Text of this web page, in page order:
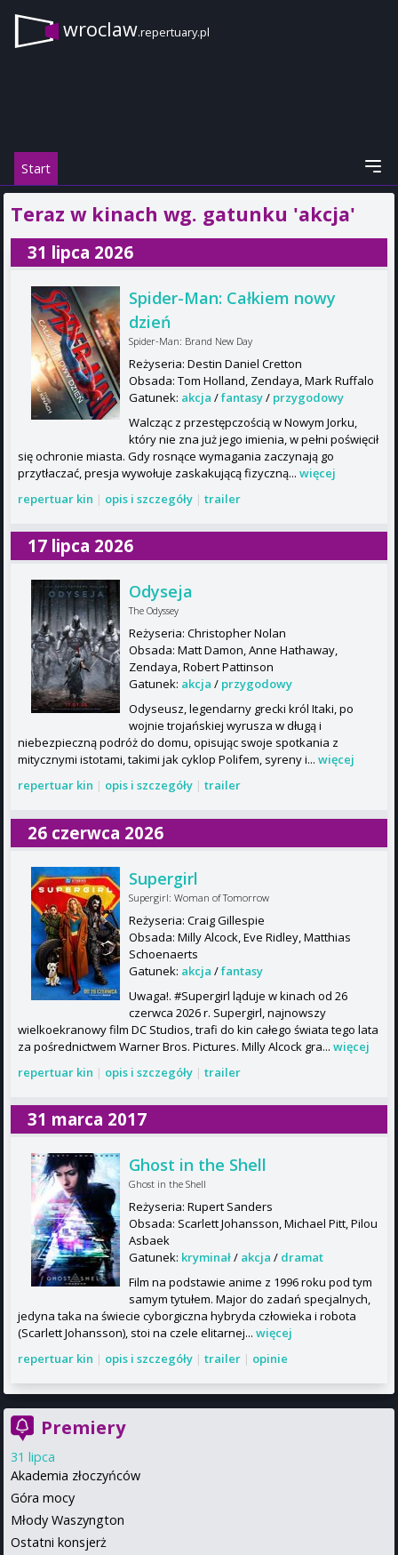
wroclaw.repertuary.pl
Start
Teraz w kinach wg. gatunku 'akcja'
31 lipca 2026
Spider-Man: Całkiem nowy
dzień
Spider-Man: Brand New Day
Reżyseria: Destin Daniel Cretton
Obsada: Tom Holland, Zendaya, Mark Ruffalo
Gatunek: akcja /fantasy/ przygodowy
Walcząc z przestępczością w Nowym Jorku,
który nie zna już jego imienia, w pełni poświęcił
się ochronie miasta. Gdy rosnące wymagania zaczynają go
przytłaczać, presja wywołuje zaskakującą fizyczną... więcej
repertuar kin | opis i szczegóły | trailer
17 lipca 2026
Odyseja
The Odyssey
Reżyseria: Christopher Nolan
Obsada: Matt Damon, Anne Hathaway,
Zendaya, Robert Pattinson
Gatunek: akcja / przygodowy
Odyseusz, legendarny grecki król Itaki, po
wojnie trojańskiej wyrusza w długą i
niebezpieczną podróż do domu, opisując swoje spotkania z
mitycznymi istotami, takimi jak cyklop Polifem, syreny i... więcej
repertuar kin | opis i szczegóły | trailer
26 czerwca 2026
Supergirl
Supergirl: Woman of Tomorrow
Reżyseria: Craig Gillespie
Obsada: Milly Alcock, Eve Ridley, Matthias
Schoenaerts
Gatunek: akcja /fantasy
Uwaga!. #Supergirl ląduje w kinach od 26
czerwca 2026 r. Supergirl, najnowszy
wielkoekranowy film DC Studios, trafi do kin całego świata tego lata
za pośrednictwem Warner Bros. Pictures. Milly Alcock gra... więcej
repertuar kin | opis i szczegóły | trailer
31 marca 2017
Ghost in the Shell
Ghost in the Shell
Reżyseria: Rupert Sanders
Obsada: Scarlett Johansson, Michael Pitt, Pilou
Asbaek
Gatunek: kryminał/ akcja / dramat
Film na podstawie anime z 1996 roku pod tym
samym tytułem. Major do zadań specjalnych,
jedyna taka na świecie cyborgiczna hybryda człowieka i robota
(Scarlett Johansson), stoi na czele elitarnej... więcej
repertuar kin | opis i szczegóły | trailer | opinie
Premiery
31 lipca
Akademia złoczyńców
Góra mocy
Młody Waszyngton
Ostatni konsjerż